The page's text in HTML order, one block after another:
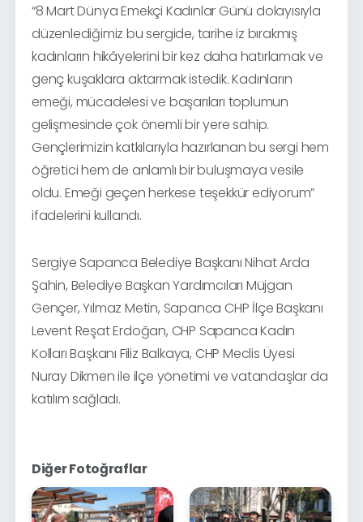
“8 Mart Dünya Emekçi Kadınlar Günü dolayısıyla
düzenlediğimiz bu sergide, tarihe iz bırakmış
kadınların hikâyelerini bir kez daha hatırlamak ve
genç kuşaklara aktarmak istedik. Kadınların
emeği, mücadelesi ve başarıları toplumun
gelişmesinde çok önemli bir yere sahip.
Gençlerimizin katkılarıyla hazırlanan bu sergi hem
öğretici hem de anlamlı bir buluşmaya vesile
oldu. Emeği geçen herkese teşekkür ediyorum”
ifadelerini kullandı.
Sergiye Sapanca Belediye Başkanı Nihat Arda
Şahin, Belediye Başkan Yardımcıları Müjgan
Gençer, Yılmaz Metin, Sapanca CHP İlçe Başkanı
Levent Reşat Erdoğan, CHP Sapanca Kadın
Kolları Başkanı Filiz Balkaya, CHP Meclis Üyesi
Nuray Dikmen ile ilçe yönetimi ve vatandaşlar da
katılım sağladı.
Diğer Fotoğraflar